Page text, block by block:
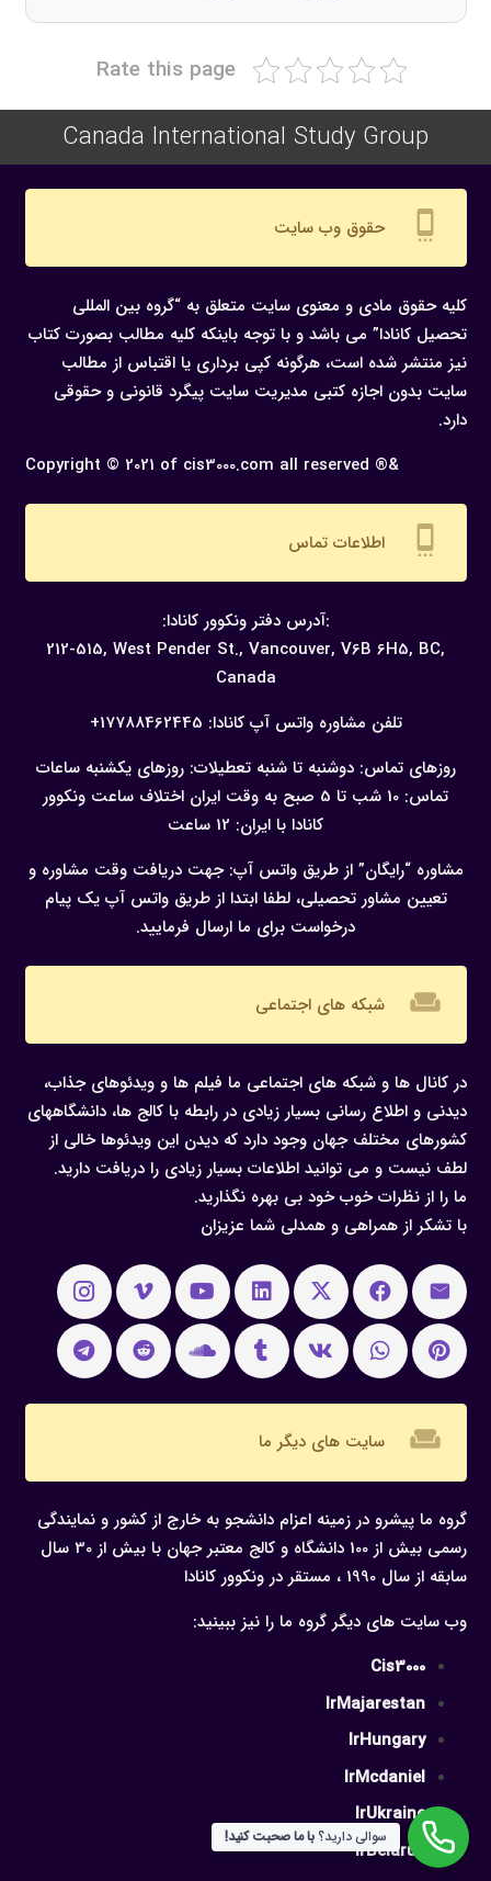
Rate this page
Canada International Study Group
settings_cell حقوق وب سایت
کلیه حقوق مادی و معنوی سایت متعلق به “گروه بین المللی
تحصیل کانادا” می باشد و با توجه باینکه کلیه مطالب بصورت کتاب
نیز منتشر شده است، هرگونه كپی برداری یا اقتباس از مطالب
سایت بدون اجازه كتبی مدیریت سایت پیگرد قانونی و حقوقی
دارد.
Copyright © 2021 of cis3000.com all reserved ®&
settings_cell اطلاعات تماس
:آدرس دفتر ونکوور کانادا:
212-515, West Pender St., Vancouver, V6B 6H5, BC,
Canada
تلفن مشاوره واتس آپ کانادا: 17788462445+
روزهای تماس: دوشنبه تا شنبه تعطیلات: روزهای یکشنبه ساعات
تماس: 10 شب تا 5 صبح به وقت ایران
اختلاف ساعت ونکوور
کانادا با ایران: 12 ساعت
مشاوره “رایگان” از طریق واتس آپ: جهت دریافت وقت مشاوره و
تعیین مشاور تحصیلی، لطفا ابتدا از طریق واتس آپ یک پیام
درخواست برای ما ارسال فرمایید.
weekend شبکه های اجتماعی
در کانال ها و شبکه های اجتماعی ما فیلم ها و ویدئوهای جذاب،
دیدنی و اطلاع رسانی بسیار زیادی در رابطه با کالج ها، دانشگاههای
کشورهای مختلف جهان وجود دارد که دیدن این ویدئوها خالی از
لطف نیست و می توانید اطلاعات بسیار زیادی را دریافت دارید.
ما را از نظرات خوب خود بی بهره نگذارید.
با تشکر از همراهی و همدلی شما عزیزان
weekend سایت های دیگر ما
گروه ما پیشرو در زمینه اعزام دانشجو به خارج از کشور و نمایندگی
رسمی بیش از 100 دانشگاه و کالج معتبر جهان با بیش از 30 سال
سابقه از سال 1990 ، مستقر در ونکوور کانادا
وب سایت های دیگر گروه ما را نیز ببینید:
Cis3000
IrMajarestan
IrHungary
IrMcdaniel
IrUkraine
IrBelarus
سوالی دارید؟با ما صحبت کنید!